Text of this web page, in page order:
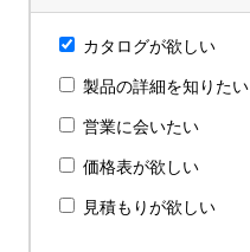
カタログが欲しい
製品の詳細を知りたい
営業に会いたい
価格表が欲しい
見積もりが欲しい